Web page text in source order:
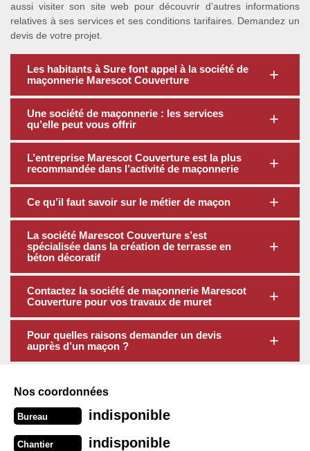
aussi visiter son site web pour découvrir d’autres informations
relatives à ses services et ses conditions tarifaires. Demandez un
devis de votre projet.
Les habitants à Sure font appel à la société de
maçonnerie Marescot Couverture
Une société de maçonnerie : les services
qu’elle peut vous offrir
L’entreprise Marescot Couverture est la plus
recommandée dans l’activité de maçonnerie
Ce qu’il faut savoir sur le métier de maçon
La société Marescot Couverture s’est
spécialisée dans la création de terrasse en
béton décoratif
Contactez la société de maçonnerie Marescot
Couverture pour vos travaux de muret
Pour quelles raisons demander un devis
auprès d’un maçon ?
Nos coordonnées
Bureau indisponible
Chantier indisponible